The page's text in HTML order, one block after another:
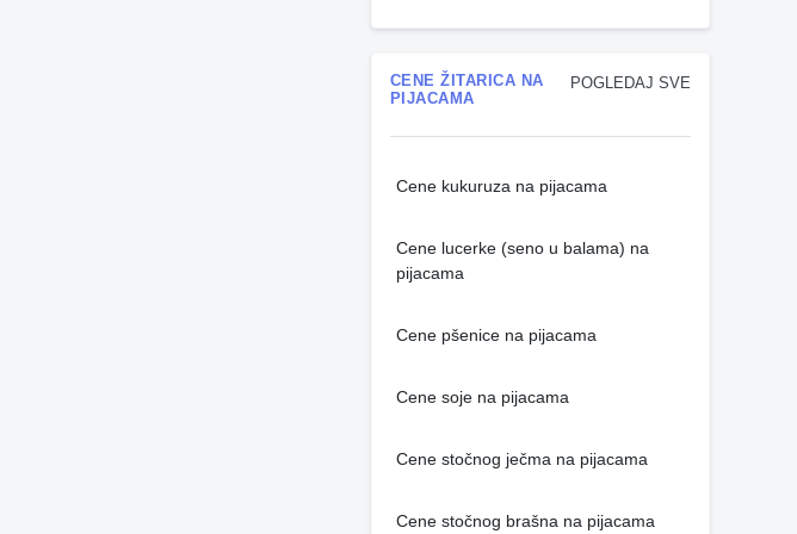
POGLEDAJ SVE
CENE ŽITARICA NA
PIJACAMA
Cene kukuruza na pijacama
Cene lucerke (seno u balama) na
pijacama
Cene pšenice na pijacama
Cene soje na pijacama
Cene stočnog ječma na pijacama
Cene stočnog brašna na pijacama